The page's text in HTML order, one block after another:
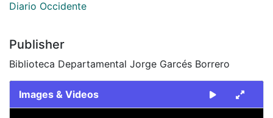
Diario Occidente
Publisher
Biblioteca Departamental Jorge Garcés Borrero
Images & Videos